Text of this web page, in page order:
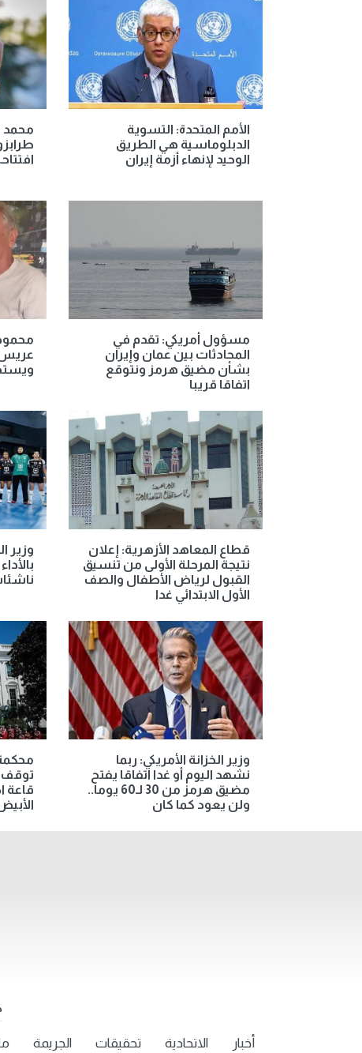
الأمم المتحدة: التسوية
الدبلوماسية هي الطريق
الوحيد لإنهاء أزمة إيران
محمد
مسؤول أمريكي: تقدم في
المحادثات بين عمان وإيران
بشأن مضيق هرمز ونتوقع
اتفاقا قريبا
عريس
قطاع المعاهد الأزهرية: إعلان
نتيجة المرحلة الأولى من تنسيق
القبول لرياض الأطفال والصف
الأول الابتدائي غدا
وزير
وزير الخزانة الأمريكي: ربما
نشهد اليوم أو غدا اتفاقا يفتح
مضيق هرمز من 30 لـ60 يوما..
ولن يعود كما كان
توقف
قاعة
أخبار الاتحادية تحقيقات الجريمة